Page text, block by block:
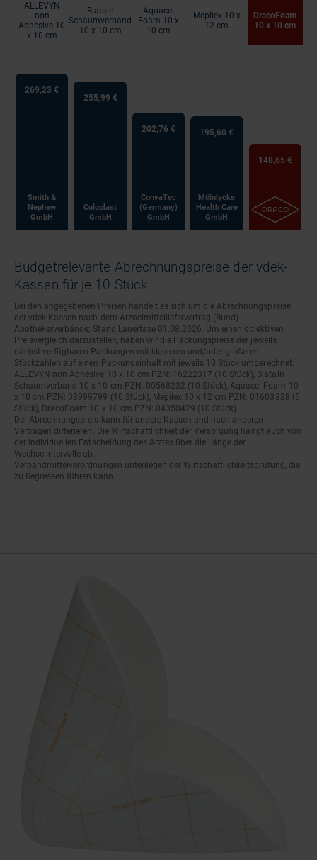
ALLEVYN
non
Adhesive 10
x 10 cm
Biatain
Schaumverband
10 x 10 cm
Aquacel
Foam 10 x
10 cm
Mepilex 10 x
12 cm
DracoFoam
10 x 10 cm
269,23 €
Smith &
Nephew
GmbH
255,99 €
Coloplast
GmbH
202,76 €
ConvaTec
(Germany)
GmbH
195,60 €
Mölnlycke
Health Care
GmbH
148,65 €
Budgetrelevante Abrechnungspreise der vdek-
Kassen für je 10 Stück
Bei den angegebenen Preisen handelt es sich um die Abrechnungspreise
der vdek-Kassen nach dem Arzneimittelliefervertrag (Bund)
Apothekerverbände; Stand Lauertaxe 01.08.2026. Um einen objektiven
Preisvergleich darzustellen, haben wir die Packungspreise der jeweils
nächst verfügbaren Packungen mit kleineren und/oder größeren
Stückzahlen auf einen Packungsinhalt mit jeweils 10 Stück umgerechnet.
ALLEVYN non Adhesive 10 x 10 cm PZN: 16222317 (10 Stück), Biatain
Schaumverband 10 x 10 cm PZN: 00568232 (10 Stück), Aquacel Foam 10
x 10 cm PZN: 08999799 (10 Stück), Mepilex 10 x 12 cm PZN: 01603338 (5
Stück), DracoFoam 10 x 10 cm PZN: 04350429 (10 Stück).
Der Abrechnungspreis kann für andere Kassen und nach anderen
Verträgen differieren. Die Wirtschaftlichkeit der Versorgung hängt auch von
der individuellen Entscheidung des Arztes über die Länge der
Wechselintervalle ab.
Verbandmittelverordnungen unterliegen der Wirtschaftlichkeitsprüfung, die
zu Regressen führen kann.